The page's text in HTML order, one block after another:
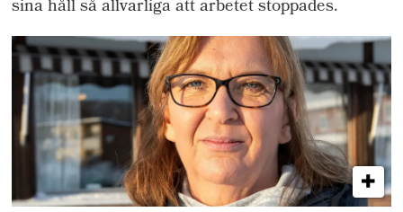
sina håll så allvarliga att arbetet stoppades.